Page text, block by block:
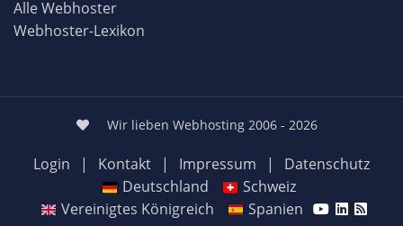
Alle Webhoster
Webhoster-Lexikon
Wir lieben Webhosting 2006 - 2026
Login | Kontakt | Impressum |
Datenschutz
Deutschland
Schweiz
Vereinigtes Königreich
Spanien